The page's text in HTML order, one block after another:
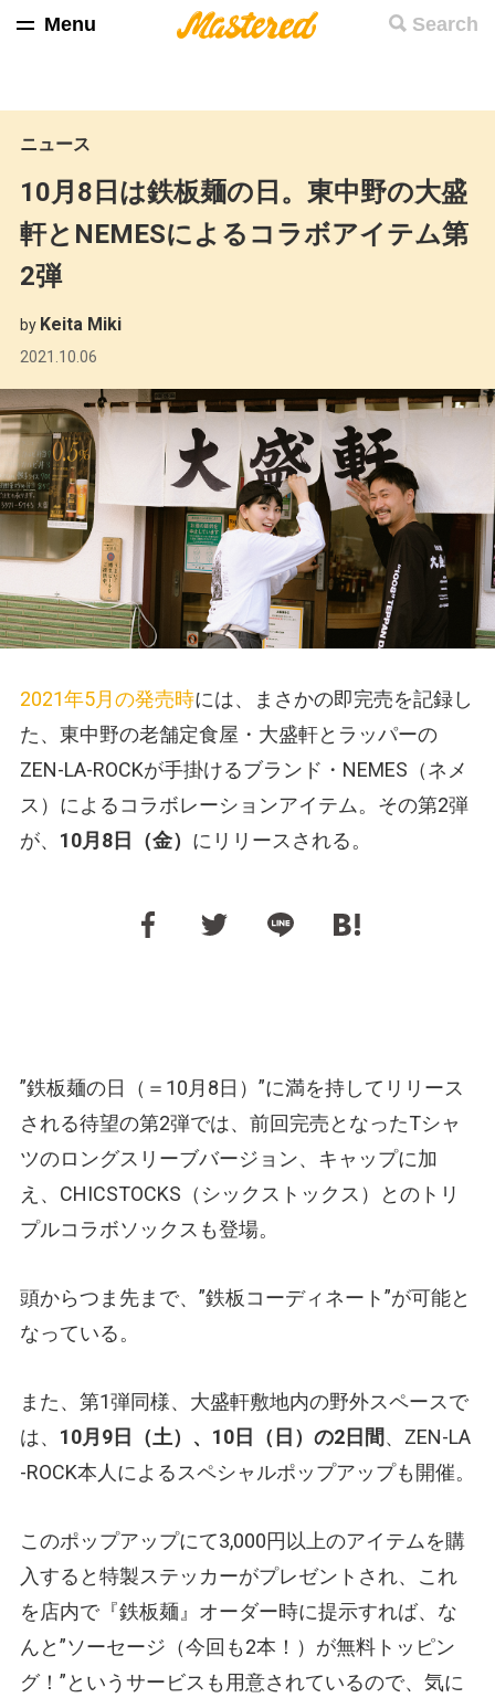
Search
Menu
ニュース
10月8日は鉄板麺の日。東中野の大盛
軒とNEMESによるコラボアイテム第
2弾
by Keita Miki
2021.10.06
2021年5月の発売時には、まさかの即完売を記録し
た、東中野の老舗定食屋・大盛軒とラッパーの
ZEN-LA-ROCKが手掛けるブランド・NEMES（ネメ
ス）によるコラボレーションアイテム。その第2弾
が、 10月8日（金） にリリースされる。
”鉄板麺の日（＝10月8日）”に満を持してリリース
される待望の第2弾では、前回完売となったTシャ
ツのロングスリーブバージョン、キャップに加
え、CHICSTOCKS（シックストックス）とのトリ
プルコラボソックスも登場。
頭からつま先まで、”鉄板コーディネート”が可能と
なっている。
また、第1弾同様、大盛軒敷地内の野外スペースで
は、 10月9日（土）、10日（日）の2日間、ZEN-LA
-ROCK本人によるスペシャルポップアップも開催。
このポップアップにて3,000円以上のアイテムを購
入すると特製ステッカーがプレゼントされ、これ
を店内で『鉄板麺』オーダー時に提示すれば、な
んと”ソーセージ（今回も2本！）が無料トッピン
グ！”というサービスも用意されているので、気に